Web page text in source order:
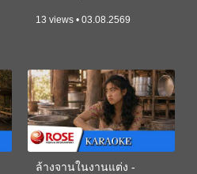
13 views • 03.08.2569
ล้างจานในงานแต่ง -